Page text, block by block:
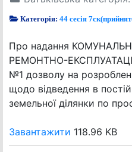
Категорія:44 сесія
Про надання
РЕМОНТНО-
№1 дозволу на
щодо відведення в
земельної ділянки по
Завантажити 118.96 KB